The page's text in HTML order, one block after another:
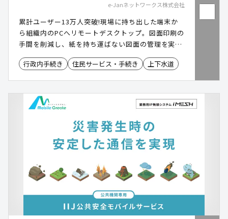
e-Janネットワークス株式会社
累計ユーザー13万人突破!現場に持ち出した端末か
ら組織内のPCへリモートデスクトップ。図面印刷の
手間を削減し、紙を持ち運ばない図面の管理を実現
します。​ ​
行政内手続き
住民サービス・手続き 上下水道